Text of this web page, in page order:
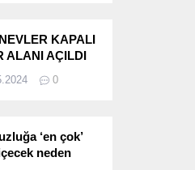
KAPALI
ALANI AÇILDI
0
‘en çok’
neden